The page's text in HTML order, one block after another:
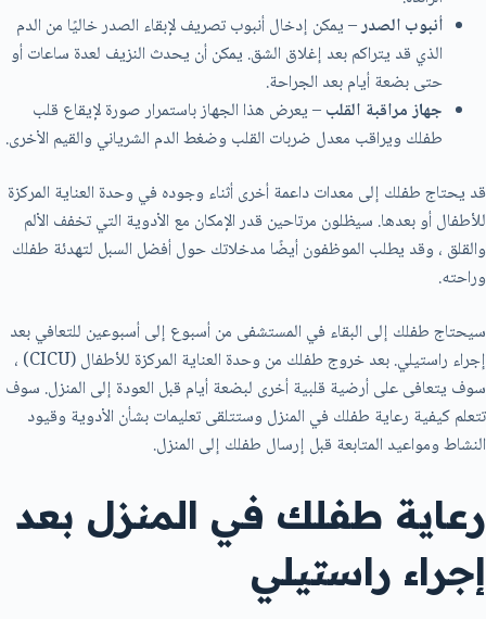
أنبوب الصدر– يمكن إدخال أنبوب تصريف لإبقاء الصدر خاليًا من الدم
الذي قد يتراكم بعد إغلاق الشق. يمكن أن يحدث النزيف لعدة ساعات أو
حتى بضعة أيام بعد الجراحة.
جهاز مراقبة القلب– يعرض هذا الجهاز باستمرار صورة لإيقاع قلب
طفلك ويراقب معدل ضربات القلب وضغط الدم الشرياني والقيم الأخرى.
قد يحتاج طفلك إلى معدات داعمة أخرى أثناء وجوده في وحدة العناية المركزة
للأطفال أو بعدها. سيظلون مرتاحين قدر الإمكان مع الأدوية التي تخفف الألم
والقلق ، وقد يطلب الموظفون أيضًا مدخلاتك حول أفضل السبل لتهدئة طفلك
وراحته.
سيحتاج طفلك إلى البقاء في المستشفى من أسبوع إلى أسبوعين للتعافي بعد
إجراء راستيلي. بعد خروج طفلك من وحدة العناية المركزة للأطفال (CICU) ،
سوف يتعافى على أرضية قلبية أخرى لبضعة أيام قبل العودة إلى المنزل. سوف
تتعلم كيفية رعاية طفلك في المنزل وستتلقى تعليمات بشأن الأدوية وقيود
النشاط ومواعيد المتابعة قبل إرسال طفلك إلى المنزل.
رعاية طفلك في المنزل بعد
إجراء راستيلي